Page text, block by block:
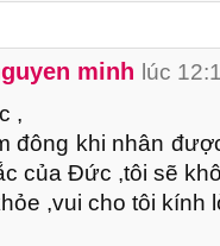
minh lúc
,
đông khi nhân
của Đức ,tôi sẽ
,vui cho tôi kính